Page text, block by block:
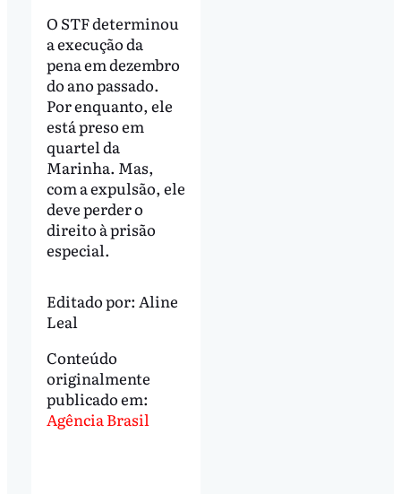
O STF determinou
a execução da
pena em dezembro
do ano passado.
Por enquanto, ele
está preso em
quartel da
Marinha. Mas,
com a expulsão, ele
deve perder o
direito à prisão
especial.
Editado por: Aline
Leal
Conteúdo
originalmente
publicado em:
Agência Brasil